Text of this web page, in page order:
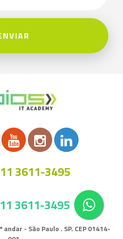
3611-3495
3611-3495
- São Paulo . SP. CEP 01414-